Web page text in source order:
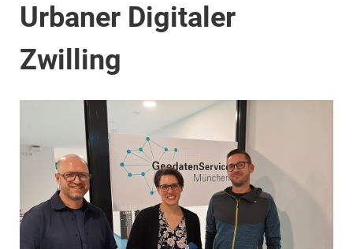
Urbaner Digitaler
Zwilling